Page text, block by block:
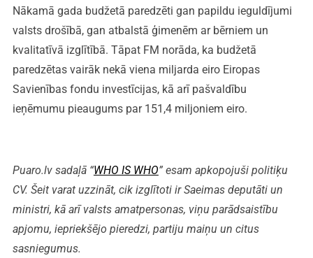
Nākamā gada budžetā paredzēti gan papildu ieguldījumi
valsts drošībā, gan atbalstā ģimenēm ar bērniem un
kvalitatīvā izglītībā. Tāpat FM norāda, ka budžetā
paredzētas vairāk nekā viena miljarda eiro Eiropas
Savienības fondu investīcijas, kā arī pašvaldību
ieņēmumu pieaugums par 151,4 miljoniem eiro.
Puaro.lv sadaļā “WHO IS WHO” esam apkopojuši politiķu
CV. Šeit varat uzzināt, cik izglītoti ir Saeimas deputāti un
ministri, kā arī valsts amatpersonas, viņu parādsaistību
apjomu, iepriekšējo pieredzi, partiju maiņu un citus
sasniegumus.